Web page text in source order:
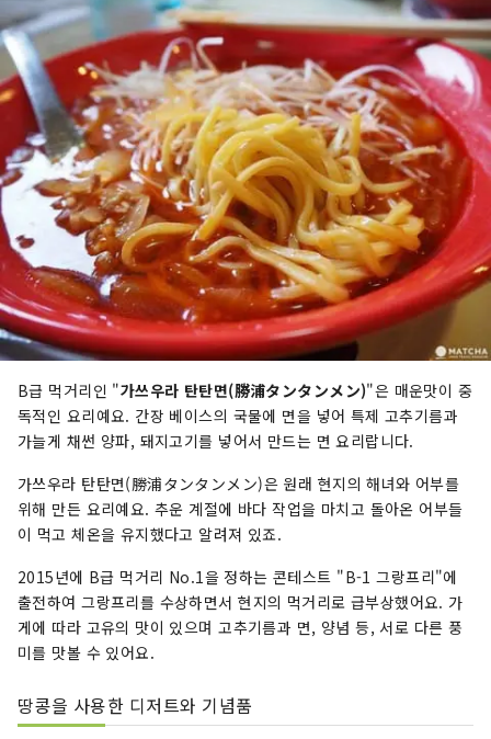
B급 먹거리인 "가쓰우라 탄탄면(勝浦タンタンメン)"은 매운맛이 중
독적인 요리예요. 간장 베이스의 국물에 면을 넣어 특제 고추기름과
가늘게 채썬 양파, 돼지고기를 넣어서 만드는 면 요리랍니다.
가쓰우라 탄탄면(勝浦タンタンメン)은 원래 현지의 해녀와 어부를
위해 만든 요리예요. 추운 계절에 바다 작업을 마치고 돌아온 어부들
이 먹고 체온을 유지했다고 알려져 있죠.
2015년에 B급 먹거리 No.1을 정하는 콘테스트 "B-1 그랑프리"에
출전하여 그랑프리를 수상하면서 현지의 먹거리로 급부상했어요. 가
게에 따라 고유의 맛이 있으며 고추기름과 면, 양념 등, 서로 다른 풍
미를 맛볼 수 있어요.
땅콩을 사용한 디저트와 기념품